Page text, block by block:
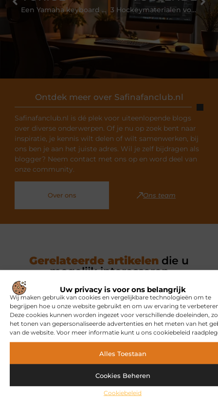
Uw privacy is voor ons belangrijk
Wij maken gebruik van cookies en vergelijkbare technologieën om te
begrijpen hoe u onze website gebruikt en om uw ervaring te
Deze cookies kunnen worden ingezet voor verschillende doeleinden,
het tonen van gepersonaliseerde advertenties en het meten van het
van de website. Voor meer informatie kunt u ons cookiebeleid
Alles Toestaan
Cookies Beheren
Cookiebeleid
Ontdek meer over Safinafanclub.nl
Safinafanclub.nl is dé plek voor uiteenlopende blogs
over diverse onderwerpen. Of je nu op zoek bent naar
inspiratie, je kennis wilt delen of wilt samenwerken, bij
ons ben je aan het juiste adres. Wil je zelf bijdragen als
blogger? Neem contact met ons op en word deel van
onze community.
Over ons Ons team
Een Yamaha keyboard kopen bij experts 3 Hockeymaterialen voor de gevorderde hockeytrainer
Gerelateerde artikelen die u
mogelijk interesseren
MARKETING
Hoe u een webshop laat bouwen die klaar is voor